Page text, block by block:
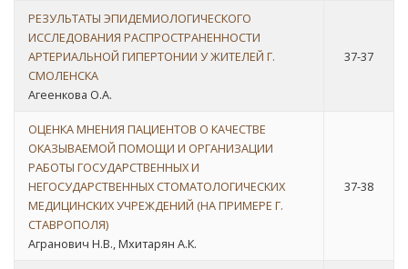
РЕЗУЛЬТАТЫ ЭПИДЕМИОЛОГИЧЕСКОГО
ИССЛЕДОВАНИЯ РАСПРОСТРАНЕННОСТИ
АРТЕРИАЛЬНОЙ ГИПЕРТОНИИ У ЖИТЕЛЕЙ Г.
СМОЛЕНСКА
Агеенкова О.А.
37-37
ОЦЕНКА МНЕНИЯ ПАЦИЕНТОВ О КАЧЕСТВЕ
ОКАЗЫВАЕМОЙ ПОМОЩИ И ОРГАНИЗАЦИИ
РАБОТЫ ГОСУДАРСТВЕННЫХ И
НЕГОСУДАРСТВЕННЫХ СТОМАТОЛОГИЧЕСКИХ
МЕДИЦИНСКИХ УЧРЕЖДЕНИЙ (НА ПРИМЕРЕ Г.
СТАВРОПОЛЯ)
Агранович Н.В., Мхитарян А.К.
37-38